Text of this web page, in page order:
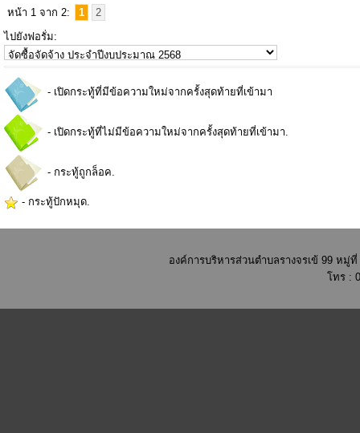
หน้า 1 จาก 2: 1
2
ไปยังฟอรั่ม:
- เปิดกระทู้ที่มีข้อความใหม่จากครั้งสุดท้ายที่เข้ามา
- เปิดกระทู้ที่ไม่มีข้อความใหม่จากครั้งสุดท้ายที่เข้ามา.
- กระทู้ถูกล็อค.
- กระทู้ปักหมุด.
องค์การบริหารส่วนตำบลรางจรเข้ 99 หมู่
โทร :